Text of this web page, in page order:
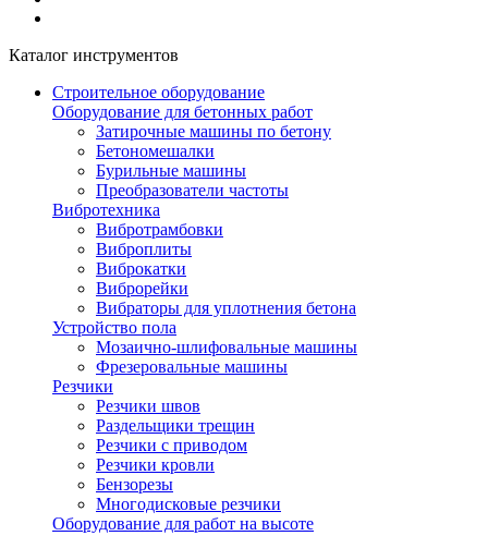
Каталог инструментов
Строительное оборудование
Оборудование для бетонных работ
Затирочные машины по бетону
Бетономешалки
Бурильные машины
Преобразователи частоты
Вибротехника
Вибротрамбовки
Виброплиты
Виброкатки
Виброрейки
Вибраторы для уплотнения бетона
Устройство пола
Мозаично-шлифовальные машины
Фрезеровальные машины
Резчики
Резчики швов
Раздельщики трещин
Резчики с приводом
Резчики кровли
Бензорезы
Многодисковые резчики
Оборудование для работ на высоте